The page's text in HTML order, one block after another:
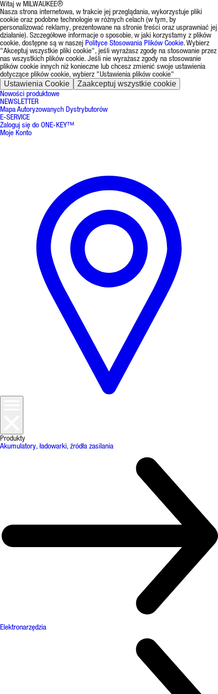
Witaj w MILWAUKEE®
Nasza strona internetowa, w trakcie jej przeglądania, wykorzystuje pliki
cookie oraz podobne technologie w różnych celach (w tym, by
personalizować reklamy, prezentowane na stronie treści oraz usprawniać jej
działanie). Szczegółowe informacje o sposobie, w jaki korzystamy z plików
cookie, dostępne są w naszej Polityce Stosowania Plików Cookie. Wybierz
"Akceptuj wszystkie pliki cookie", jeśli wyrażasz zgodę na stosowanie przez
nas wszystkich plików cookie. Jeśli nie wyrażasz zgody na stosowanie
plików cookie innych niż konieczne lub chcesz zmienić swoje ustawienia
dotyczące plików cookie, wybierz "Ustawienia plików cookie"
Ustawienia Cookie Zaakceptuj wszystkie cookie
Nowości produktowe
NEWSLETTER
Mapa Autoryzowanych Dystrybutorów
E-SERVICE
Zaloguj się do ONE-KEY™
Moje Konto
Produkty
Akumulatory, ładowarki, źródła zasilania
Elektronarzędzia